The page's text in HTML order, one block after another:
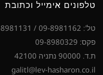
טלפונים אימייל וכתובת
טל': 09-8981162 / 09-8981131
פקס: 09-8980329
ת.ד. 90000 נתניה 42100
galitl@lev-hasharon.co.il